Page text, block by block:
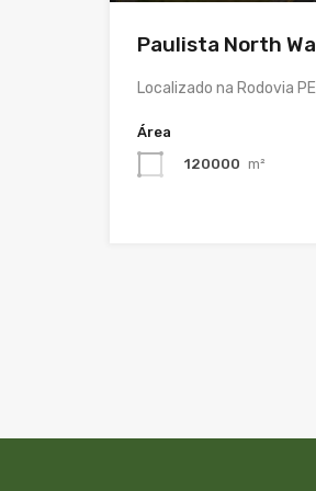
Paulista North
Localizado na Rodovia
Área
120000 m²